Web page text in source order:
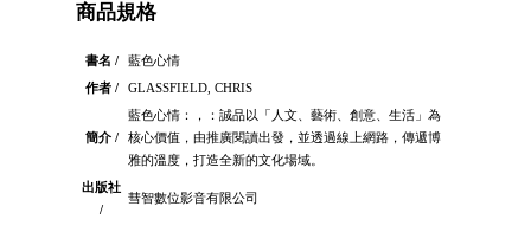
商品規格
書名 /
藍色心情
作者 /
GLASSFIELD, CHRIS
簡介 /
藍色心情：，：誠品以「人文、藝術、創意、生活」為
核心價值，由推廣閱讀出發，並透過線上網路，傳遞博
雅的溫度，打造全新的文化場域。
出版社
/
彗智數位影音有限公司